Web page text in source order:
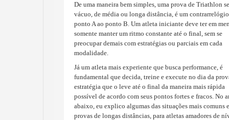
De uma maneira bem simples, uma prova de Triathlon
vácuo, de média ou longa distância, é um
ponto A ao ponto B. Um atleta iniciante deve ter em
somente manter um ritmo constante até o final, sem se
preocupar demais com estratégias ou parciais em cada
modalidade.
Já um atleta mais experiente que busca performance, é
fundamental que decida, treine e execute no dia da
estratégia que o leve até o final da maneira mais rápida
possível de acordo com seus pontos fortes e fracos. No
abaixo, eu explico algumas das situações mais comuns
provas de longas distâncias, para atletas amadores de